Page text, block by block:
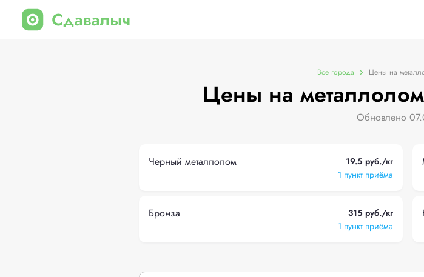
Все города Цены на
Цены на
Обновлено
Черный металлолом
19.5 руб./кг
1 пункт приёма
Бронза
315 руб./кг
1 пункт приёма